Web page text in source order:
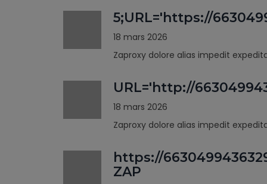
5;URL='https://
18 mars 2026
Zaproxy dolore alias impedit
URL='http://
18 mars 2026
Zaproxy dolore alias impedit
https://
ZAP